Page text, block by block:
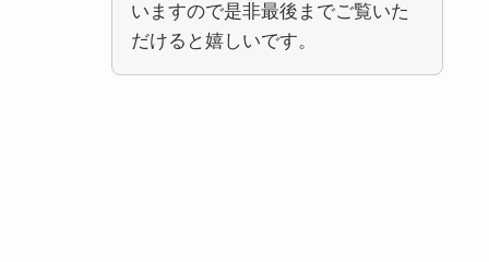
いますので是非最後までご覧いた
だけると嬉しいです。